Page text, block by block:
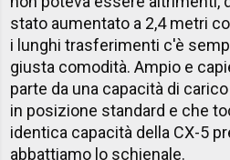
stato aumentato a 2,4 metri
i lunghi trasferimenti c'è
giusta comodità. Ampio e
parte da una capacità di
in posizione standard e che
identica capacità della CX-5
abbattiamo lo schienale.